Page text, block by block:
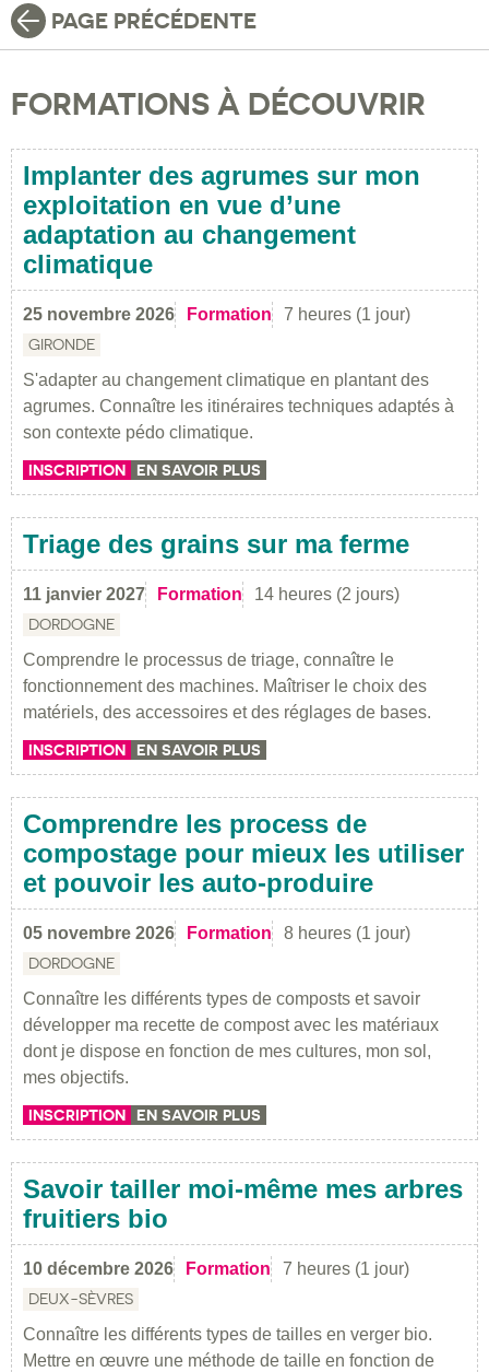
PAGE PRÉCÉDENTE
FORMATIONS À DÉCOUVRIR
Implanter des agrumes sur mon
exploitation en vue d’une
adaptation au changement
climatique
25 novembre 2026 Formation 7 heures (1 jour)
GIRONDE
S'adapter au changement climatique en plantant des
agrumes. Connaître les itinéraires techniques adaptés à
son contexte pédo climatique.
INSCRIPTION EN SAVOIR PLUS
Triage des grains sur ma ferme
11 janvier 2027 Formation 14 heures (2 jours)
DORDOGNE
Comprendre le processus de triage, connaître le
fonctionnement des machines. Maîtriser le choix des
matériels, des accessoires et des réglages de bases.
INSCRIPTION EN SAVOIR PLUS
Comprendre les process de
compostage pour mieux les utiliser
et pouvoir les auto-produire
05 novembre 2026 Formation 8 heures (1 jour)
DORDOGNE
Connaître les différents types de composts et savoir
développer ma recette de compost avec les matériaux
dont je dispose en fonction de mes cultures, mon sol,
mes objectifs.
INSCRIPTION EN SAVOIR PLUS
Savoir tailler moi-même mes arbres
fruitiers bio
10 décembre 2026 Formation 7 heures (1 jour)
DEUX-SÈVRES
Connaître les différents types de tailles en verger bio.
Mettre en œuvre une méthode de taille en fonction de